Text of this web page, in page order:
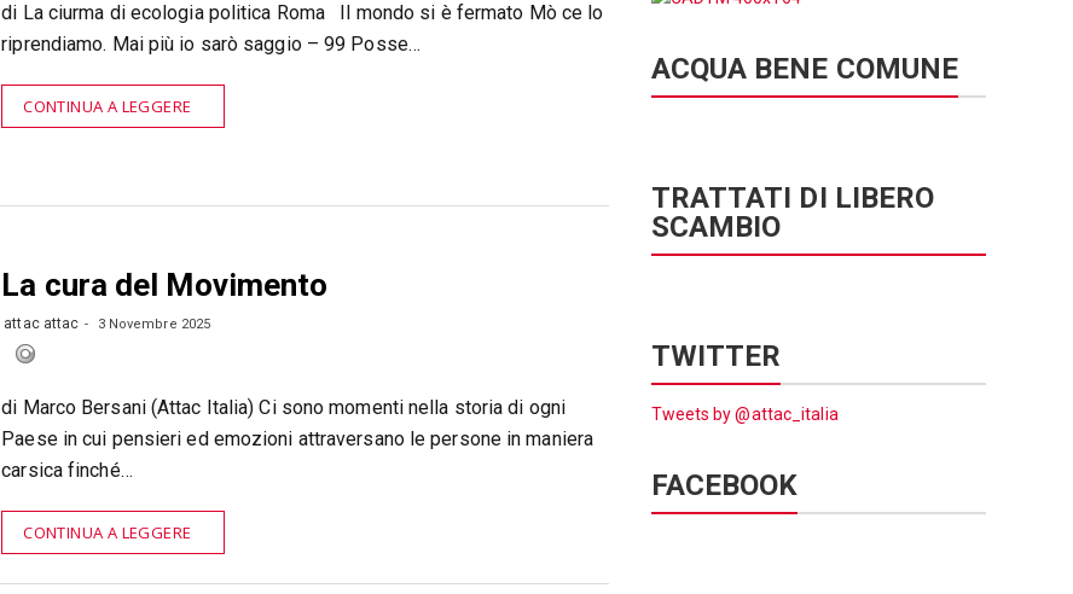
di La ciurma di ecologia politica Roma Il mondo si è fermato Mò ce lo
riprendiamo. Mai più io sarò saggio – 99 Posse…
CONTINUA A LEGGERE
La cura del Movimento
attac attac 3 Novembre 2025
di Marco Bersani (Attac Italia) Ci sono momenti nella storia di ogni
Paese in cui pensieri ed emozioni attraversano le persone in maniera
carsica finché…
CONTINUA A LEGGERE
ACQUA BENE COMUNE
TRATTATI DI LIBERO
SCAMBIO
TWITTER
Tweets by @attac_italia
FACEBOOK